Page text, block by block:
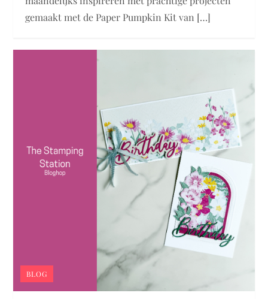
gemaakt met de Paper Pumpkin Kit van […]
BLOG